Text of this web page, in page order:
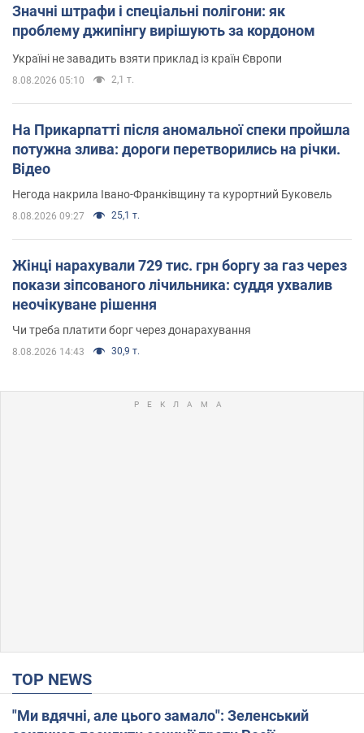
Значні штрафи і спеціальні полігони: як
проблему джипінгу вирішують за кордоном
Україні не завадить взяти приклад із країн Європи
8.08.2026 05:10 2,1 т.
На Прикарпатті після аномальної спеки пройшла
потужна злива: дороги перетворились на річки.
Відео
Негода накрила Івано-Франківщину та курортний Буковель
8.08.2026 09:27 25,1 т.
Жінці нарахували 729 тис. грн боргу за газ через
покази зіпсованого лічильника: суддя ухвалив
неочікуване рішення
Чи треба платити борг через донарахування
8.08.2026 14:43 30,9 т.
TOP NEWS
"Ми вдячні, але цього замало": Зеленський